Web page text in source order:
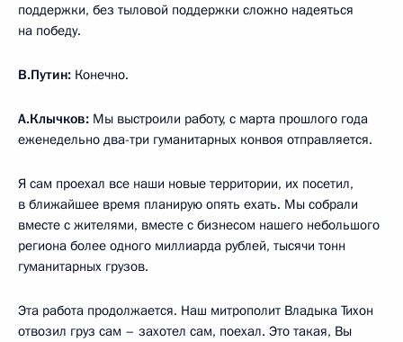
поддержки, без тыловой поддержки сложно надеяться
на победу.
В.Путин: Конечно.
А.Клычков: Мы выстроили работу, с марта прошлого года
еженедельно два-три гуманитарных конвоя отправляется.
Я сам проехал все наши новые территории, их посетил,
в ближайшее время планирую опять ехать. Мы собрали
вместе с жителями, вместе с бизнесом нашего небольшого
региона более одного миллиарда рублей, тысячи тонн
гуманитарных грузов.
Эта работа продолжается. Наш митрополит Владыка Тихон
отвозил груз сам – захотел сам, поехал. Это такая, Вы